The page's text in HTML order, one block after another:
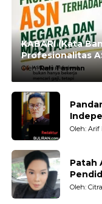
KABARI (Kata
Profesionalitas
Masyarakat
Oleh:Rali Tasman
Oleh:
Patah
Oleh: Citra